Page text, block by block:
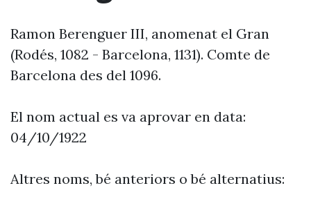
Ramon Berenguer III, anomenat el Gran
(Rodés, 1082 - Barcelona, 1131). Comte de
Barcelona des del 1096.
El nom actual es va aprovar en data:
04/10/1922
Altres noms, bé anteriors o bé alternatius: